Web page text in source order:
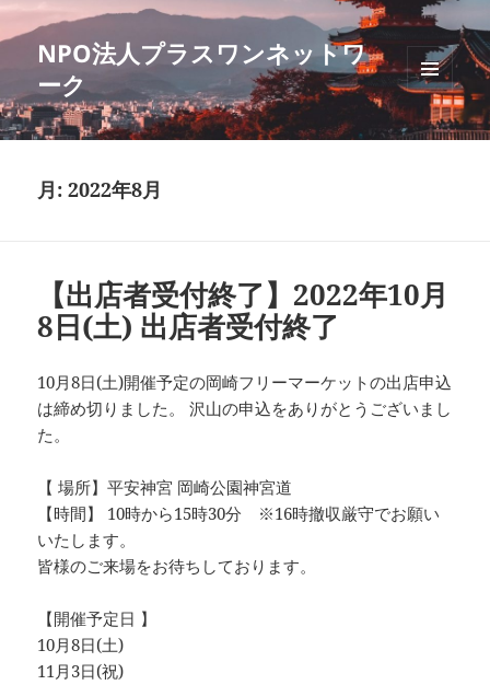
NPO法人プラスワンネットワ
ーク
メニュ
ーとウ
ィジェ
月:2022年8月
【出店者受付終了】2022年10月
8日(土) 出店者受付終了
10月8日(土)開催予定の岡崎フリーマーケットの出店申込
は締め切りました。 沢山の申込をありがとうございまし
た。
【 場所】平安神宮 岡崎公園神宮道
【時間】 10時から15時30分 ※16時撤収厳守でお願い
いたします。
皆様のご来場をお待ちしております。
【開催予定日 】
10月8日(土)
11月3日(祝)